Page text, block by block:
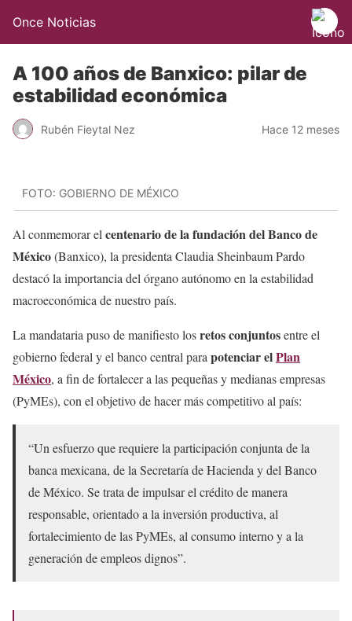
Once Noticias
A 100 años de Banxico: pilar de
estabilidad económica
Rubén Fieytal Nez Hace 12 meses
FOTO: GOBIERNO DE MÉXICO
Al conmemorar el centenario de la fundación del Banco de
México(Banxico), la presidenta Claudia Sheinbaum Pardo
destacó la importancia del órgano autónomo en la estabilidad
macroeconómica de nuestro país.
La mandataria puso de manifiesto losretos conjuntosentre el
gobierno federal y el banco central para potenciar elPlan
México, a fin de fortalecer a las pequeñas y medianas empresas
(PyMEs), con el objetivo de hacer más competitivo al país:
“Un esfuerzo que requiere la participación conjunta de la
banca mexicana, de la Secretaría de Hacienda y del Banco
de México. Se trata de impulsar el crédito de manera
responsable, orientado a la inversión productiva, al
fortalecimiento de las PyMEs, al consumo interno y a la
generación de empleos dignos”.